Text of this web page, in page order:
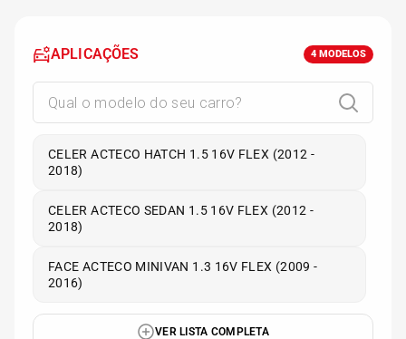
APLICAÇÕES 4 MODELOS
CELER ACTECO HATCH 1.5 16V FLEX (2012 -
2018)
CELER ACTECO SEDAN 1.5 16V FLEX (2012 -
2018)
FACE ACTECO MINIVAN 1.3 16V FLEX (2009 -
2016)
VER LISTA COMPLETA